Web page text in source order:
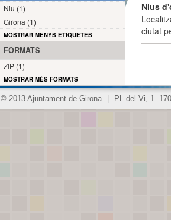
Nius
ciutat
Niu (1)
Girona (1)
MOSTRAR MENYS ETIQUETES
FORMATS
ZIP (1)
MOSTRAR MÉS FORMATS
© 2013 Ajuntament de Girona Pl. del Vi, 1.